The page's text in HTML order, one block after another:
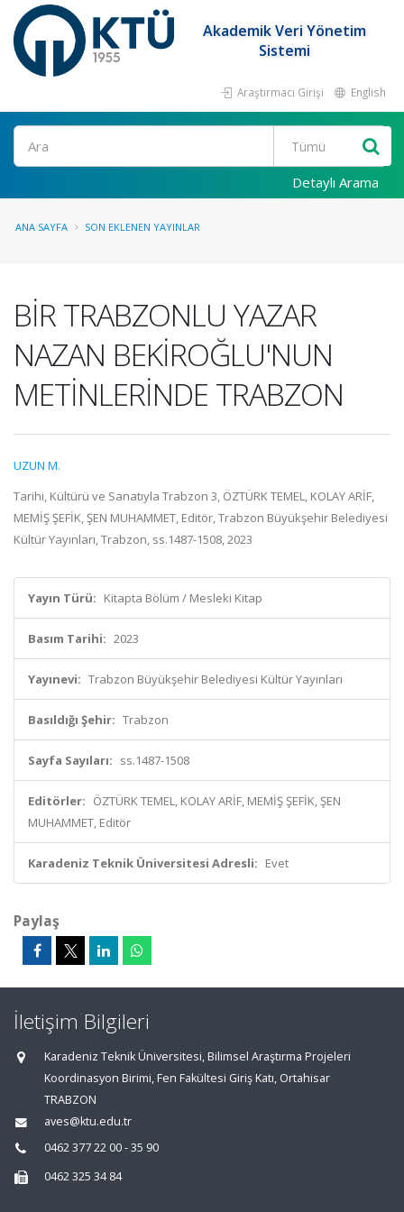
Akademik Veri Yönetim
Sistemi
Araştırmacı Girişi English
Ara
Detaylı Arama
ANA SAYFA SON EKLENEN YAYINLAR
BİR TRABZONLU YAZAR
NAZAN BEKİROĞLU'NUN
METİNLERİNDE TRABZON
UZUN M.
Tarihi, Kültürü ve Sanatıyla Trabzon 3, ÖZTÜRK TEMEL, KOLAY ARİF,
MEMİŞ ŞEFİK, ŞEN MUHAMMET, Editör, Trabzon Büyükşehir Belediyesi
Kültür Yayınları, Trabzon, ss.1487-1508, 2023
Yayın Türü: Kitapta Bölüm / Mesleki Kitap
Basım Tarihi: 2023
Yayınevi: Trabzon Büyükşehir Belediyesi Kültür Yayınları
Basıldığı Şehir: Trabzon
Sayfa Sayıları: ss.1487-1508
Editörler: ÖZTÜRK TEMEL, KOLAY ARİF, MEMİŞ ŞEFİK, ŞEN
MUHAMMET, Editör
Karadeniz Teknik Üniversitesi Adresli: Evet
Paylaş
İletişim Bilgileri
Karadeniz Teknik Üniversitesi, Bilimsel Araştırma Projeleri
Koordinasyon Birimi, Fen Fakültesi Giriş Katı, Ortahisar
TRABZON
aves@ktu.edu.tr
0462 377 22 00 - 35 90
0462 325 34 84